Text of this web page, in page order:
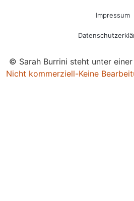
Impressum
© Sarah Burrini steht unter einer
Nicht kommerziell-Keine